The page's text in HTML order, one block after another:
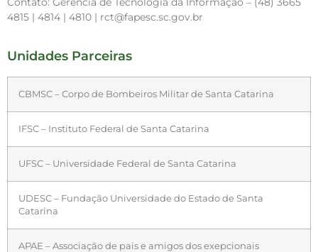
4815 | 4814 | 4810 | rct@fapesc.sc.gov.br
Unidades Parceiras
CBMSC – Corpo de Bombeiros Militar de Santa Catarina
IFSC – Instituto Federal de Santa Catarina
UFSC – Universidade Federal de Santa Catarina
UDESC – Fundação Universidade do Estado de Santa
Catarina
APAE – Associação de pais e amigos dos exepcionais